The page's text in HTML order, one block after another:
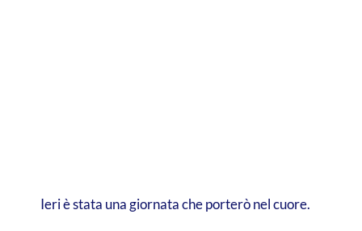
Ieri è stata una giornata che porterò nel cuore.